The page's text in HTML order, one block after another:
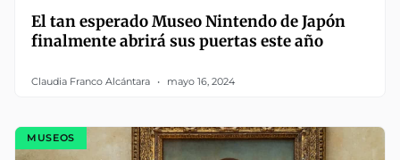
El tan esperado Museo Nintendo de Japón
finalmente abrirá sus puertas este año
Claudia Franco Alcántara mayo 16, 2024
MUSEOS